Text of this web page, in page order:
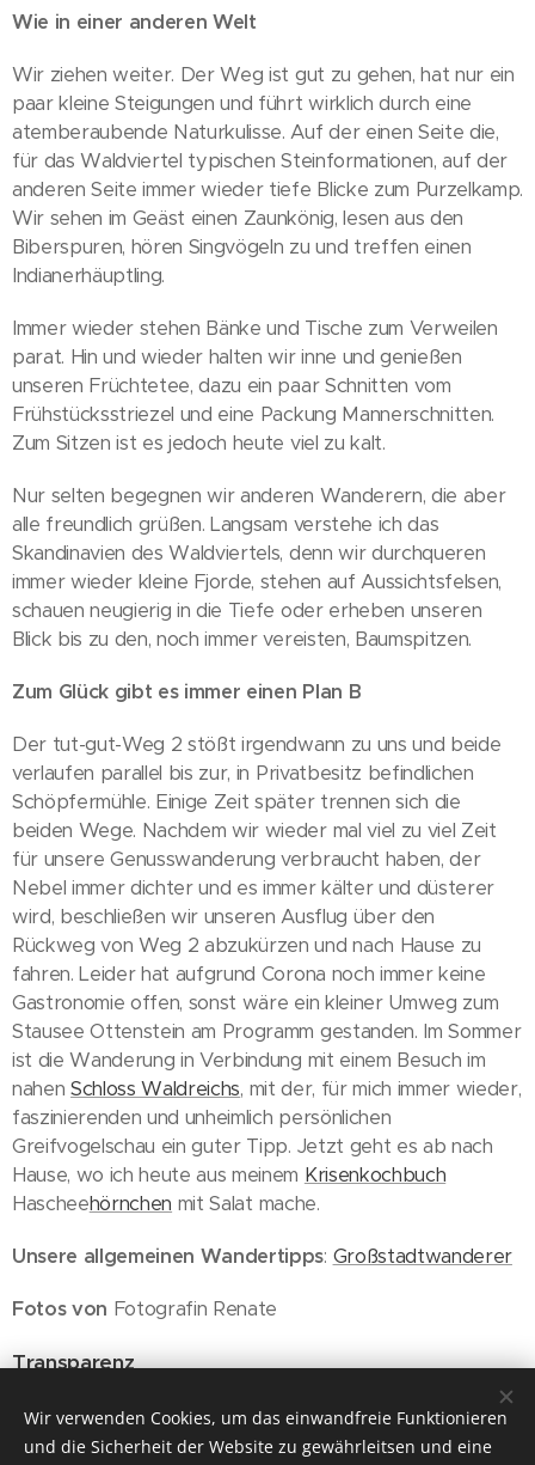
Wie in einer anderen Welt
Wir ziehen weiter. Der Weg ist gut zu gehen, hat nur ein
paar kleine Steigungen und führt wirklich durch eine
atemberaubende Naturkulisse. Auf der einen Seite die,
für das Waldviertel typischen Steinformationen, auf der
anderen Seite immer wieder tiefe Blicke zum Purzelkamp.
Wir sehen im Geäst einen Zaunkönig, lesen aus den
Biberspuren, hören Singvögeln zu und treffen einen
Indianerhäuptling.
Immer wieder stehen Bänke und Tische zum Verweilen
parat. Hin und wieder halten wir inne und genießen
unseren Früchtetee, dazu ein paar Schnitten vom
Frühstücksstriezel und eine Packung Mannerschnitten.
Zum Sitzen ist es jedoch heute viel zu kalt.
Nur selten begegnen wir anderen Wanderern, die aber
alle freundlich grüßen. Langsam verstehe ich das
Skandinavien des Waldviertels, denn wir durchqueren
immer wieder kleine Fjorde, stehen auf Aussichtsfelsen,
schauen neugierig in die Tiefe oder erheben unseren
Blick bis zu den, noch immer vereisten, Baumspitzen.
Zum Glück gibt es immer einen Plan B
Der tut-gut-Weg 2 stößt irgendwann zu uns und beide
verlaufen parallel bis zur, in Privatbesitz befindlichen
Schöpfermühle. Einige Zeit später trennen sich die
beiden Wege. Nachdem wir wieder mal viel zu viel Zeit
für unsere Genusswanderung verbraucht haben, der
Nebel immer dichter und es immer kälter und düsterer
wird, beschließen wir unseren Ausflug über den
Rückweg von Weg 2 abzukürzen und nach Hause zu
fahren. Leider hat aufgrund Corona noch immer keine
Gastronomie offen, sonst wäre ein kleiner Umweg zum
Stausee Ottenstein am Programm gestanden. Im Sommer
ist die Wanderung in Verbindung mit einem Besuch im
nahenSchloss Waldreichs, mit der, für mich immer wieder,
faszinierenden und unheimlich persönlichen
Greifvogelschau ein guter Tipp. Jetzt geht es ab nach
Hause, wo ich heute aus meinem Krisenkochbuch
Hascheehörnchen mit Salat mache.
Unsere allgemeinen Wandertipps: Großstadtwanderer
Fotos von Fotografin Renate
Transparenz
Wien, 02.01.2021
Wir verwenden Cookies, um das einwandfreie Funktionieren
und die Sicherheit der Website zu gewährleitsen und eine